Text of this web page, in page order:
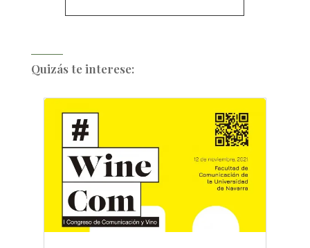
Quizás te interese: